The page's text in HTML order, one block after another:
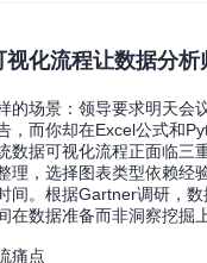
化流程让数据分析
的场景：领导要求明天会
，而你却在Excel公式和
数据可视化流程正面临三
理，选择图表类型依赖经
间。根据Gartner调研，
在数据准备而非洞察挖掘上
痛点